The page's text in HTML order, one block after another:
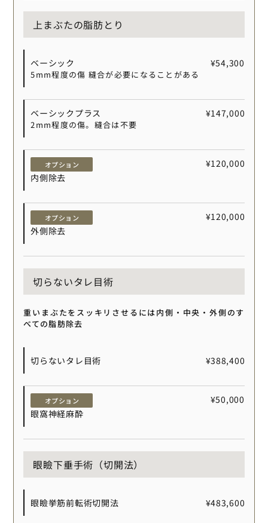
上まぶたの脂肪とり
ベーシック
5mm程度の傷 縫合が必要になることがある
¥54,300
ベーシックプラス
2mm程度の傷。縫合は不要
¥147,000
オプション
内側除去
¥120,000
オプション
外側除去
¥120,000
切らないタレ目術
重いまぶたをスッキリさせるには内側・中央・外側のす
べての脂肪除去
切らないタレ目術 ¥388,400
オプション
眼窩神経麻酔
¥50,000
眼瞼下垂手術（切開法）
眼瞼挙筋前転術切開法 ¥483,600